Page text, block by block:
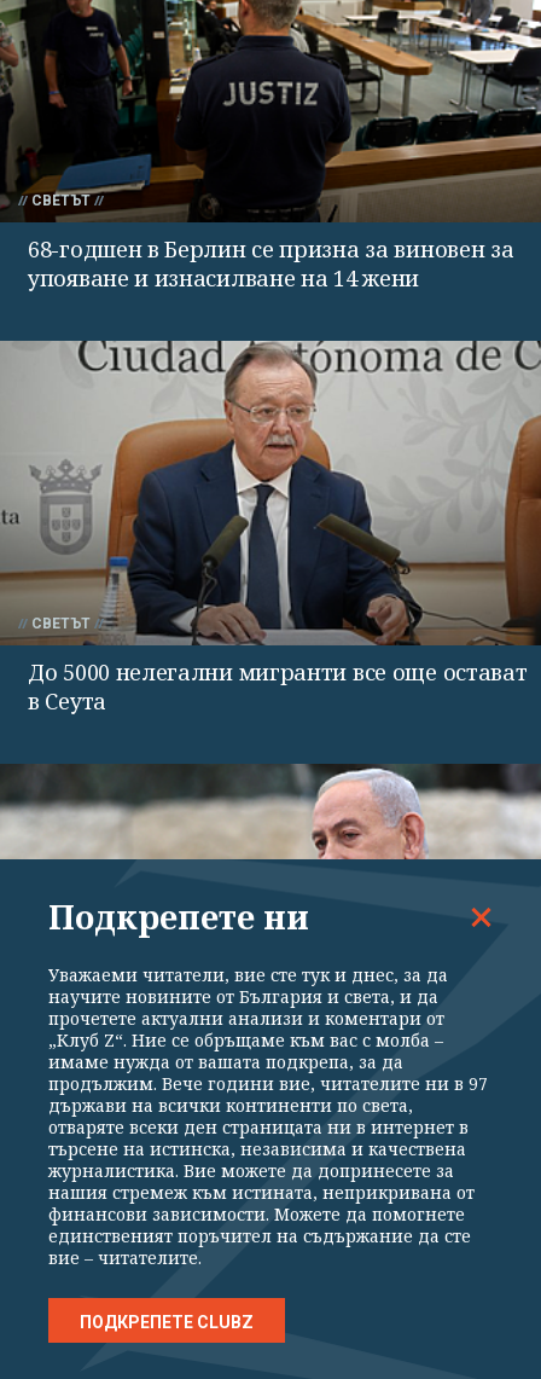
СВЕТЪТ
68-годшен в Берлин се призна за виновен за
упояване и изнасилване на 14 жени
СВЕТЪТ
До 5000 нелегални мигранти все още остават
в Сеута
СВЕТЪТ
Израел отхвърли новата пътна карта за Газа
въпреки американските гаранции
ВСИЧКИ НОВИНИ ПОЛИТИКА
Подкрепете ни
Уважаеми читатели, вие сте тук и днес, за да
научите новините от България и света, и да
прочетете актуални анализи и коментари от
„Клуб Z“. Ние се обръщаме към вас с молба –
имаме нужда от вашата подкрепа, за да
продължим. Вече години вие, читателите ни в 97
държави на всички континенти по света,
отваряте всеки ден страницата ни в интернет в
търсене на истинска, независима и качествена
журналистика. Вие можете да допринесете за
нашия стремеж към истината, неприкривана от
финансови зависимости. Можете да помогнете
единственият поръчител на съдържание да сте
вие – читателите.
ПОДКРЕПЕТЕ CLUBZ